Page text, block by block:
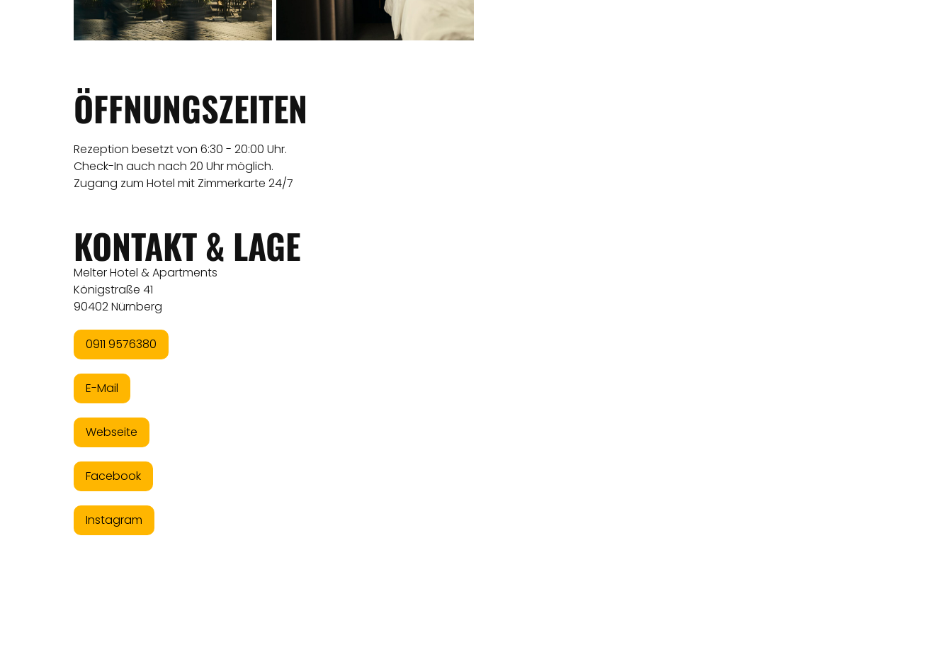
ÖFFNUNGSZEITEN
Rezeption besetzt von 6:30 - 20:00 Uhr.
Check-In auch nach 20 Uhr möglich.
Zugang zum Hotel mit Zimmerkarte 24/7
KONTAKT & LAGE
Melter Hotel & Apartments
Königstraße 41
90402 Nürnberg
0911 9576380
E-Mail
Webseite
Facebook
Instagram